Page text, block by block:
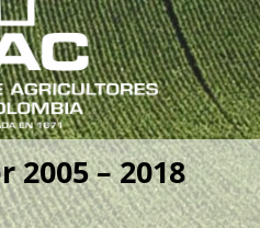
2005 – 2018